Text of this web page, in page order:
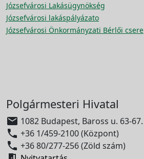
Józsefvárosi Lakásügynökség
Józsefvárosi lakáspályázato
Józsefvárosi Önkormányzati Bérlői csere
Polgármesteri Hivatal
 1082 Budapest, Baross u. 63-67.
 +36 1/459-2100 (Központ)
 +36 80/277-256 (Zöld szám)